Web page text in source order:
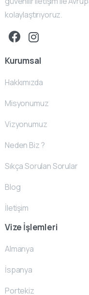
kolaylaştırıyoruz.
Kurumsal
Hakkımızda
Misyonumuz
Vizyonumuz
Neden Biz ?
Sıkça Sorulan Sorular
Blog
İletişim
Vize İşlemleri
Almanya
İspanya
Portekiz